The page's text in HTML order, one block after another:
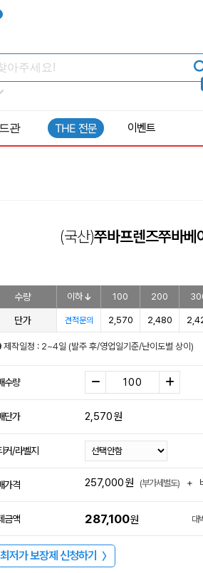
관 THE 전문 이벤트
(국산)쭈바프렌즈쭈바베
수량 이하 100 200
단가 견적문의 2,570 2,480
제작일정 : 2~4일 (발주 후/영업일기준/난이도별 상이)
수량
단가 2,570원
커/라벨지
가격 257,000원 (부가세별도) +
금액 287,100원 대
최저가 보장제 신청하기 〉